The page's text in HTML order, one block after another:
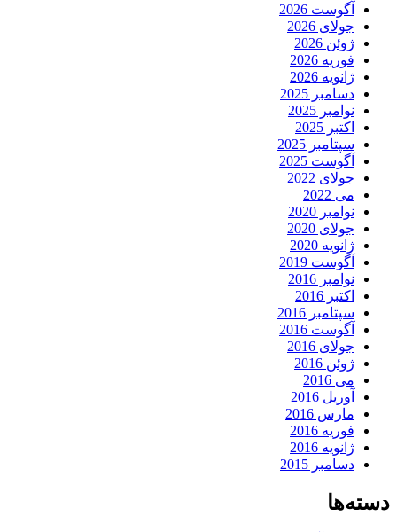
آگوست 2026
جولای 2026
ژوئن 2026
فوریه 2026
ژانویه 2026
دسامبر 2025
نوامبر 2025
اکتبر 2025
سپتامبر 2025
آگوست 2025
جولای 2022
می 2022
نوامبر 2020
جولای 2020
ژانویه 2020
آگوست 2019
نوامبر 2016
اکتبر 2016
سپتامبر 2016
آگوست 2016
جولای 2016
ژوئن 2016
می 2016
آوریل 2016
مارس 2016
فوریه 2016
ژانویه 2016
دسامبر 2015
دسته‌ها